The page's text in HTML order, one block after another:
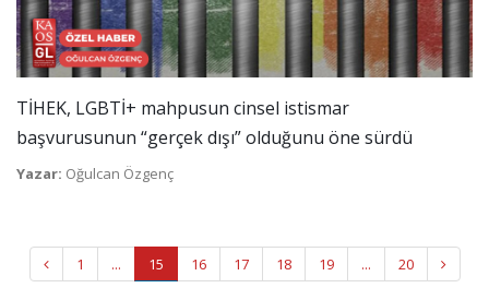
TİHEK, LGBTİ+ mahpusun cinsel istismar
başvurusunun “gerçek dışı” olduğunu öne sürdü
Yazar: Oğulcan Özgenç
1 ... 15 16 17 18 19 ... 20